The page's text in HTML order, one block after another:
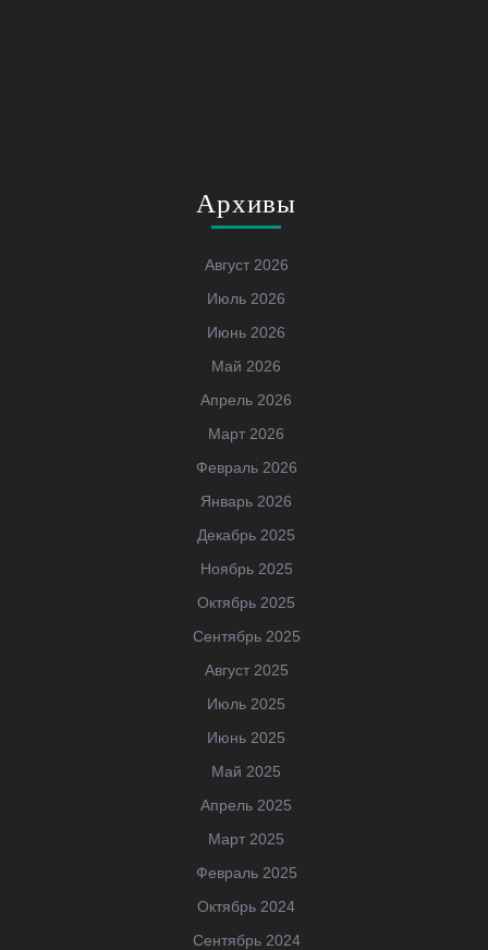
Архивы
Август 2026
Июль 2026
Июнь 2026
Май 2026
Апрель 2026
Март 2026
Февраль 2026
Январь 2026
Декабрь 2025
Ноябрь 2025
Октябрь 2025
Сентябрь 2025
Август 2025
Июль 2025
Июнь 2025
Май 2025
Апрель 2025
Март 2025
Февраль 2025
Октябрь 2024
Сентябрь 2024